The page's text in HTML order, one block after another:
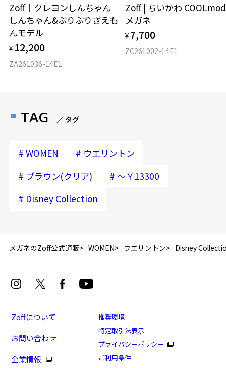
-Pooh’s Memorial- [プーとはちみつ モデル]
Zoff｜クレヨンしんちゃん
しんちゃん&ぶりぶりざえも
んモデル
¥ 12,200
ZA261036-14E1
Zoff | ちいかわ
メガネ
¥ 7,700
ZC261002-14E1
TAG ／ タグ
# WOMEN # ウエリントン
# ブラウン(クリア) # ～￥13300
# Disney Collection
メガネのZoff公式通販 WOMEN ウエリントン Disney
Zoffについて
お問い合わせ
企業情報
推奨環境
特定取引法表示
プライバシーポリシー
ご利用条件